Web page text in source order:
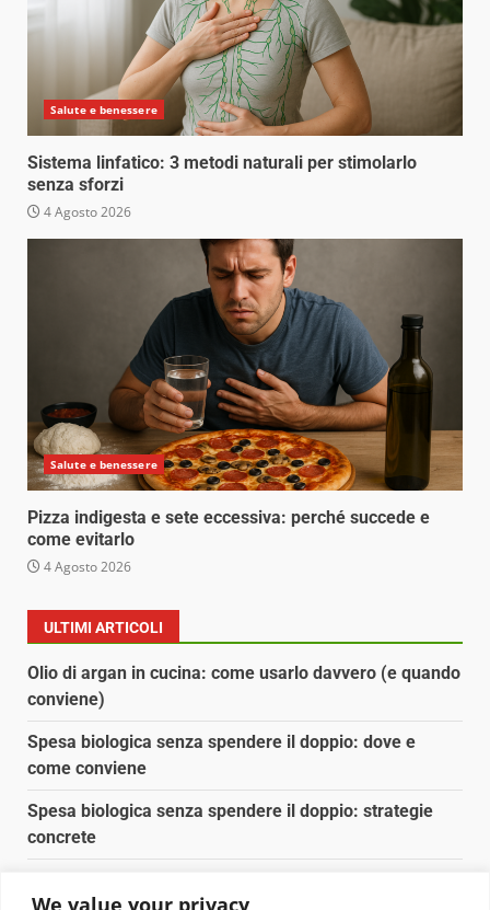
We value your privacy
Salute e benessere
Sistema linfatico: 3 metodi naturali per stimolarlo
senza sforzi
4 Agosto 2026
Salute e benessere
Pizza indigesta e sete eccessiva: perché succede e
come evitarlo
4 Agosto 2026
ULTIMI ARTICOLI
Olio di argan in cucina: come usarlo davvero (e quando
conviene)
Spesa biologica senza spendere il doppio: dove e
come conviene
Spesa biologica senza spendere il doppio: strategie
concrete